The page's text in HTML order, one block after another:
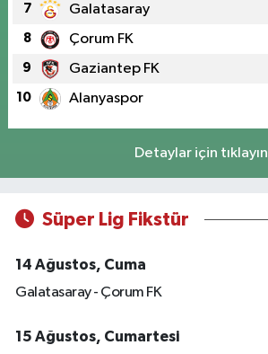
7 Galatasaray
8 Çorum FK
9 Gaziantep FK
10 Alanyaspor
Detaylar için tıklayın
Süper Lig Fikstür
14 Ağustos, Cuma
Galatasaray - Çorum FK
15 Ağustos, Cumartesi